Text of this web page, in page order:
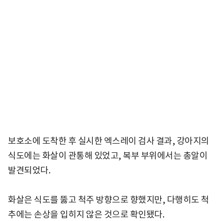
보호소에 도착한 후 실시한 엑스레이 검사 결과, 강아지의
식도에는 화살이 관통해 있었고, 복부 부위에서는 총알이
발견되었다.
화살은 식도를 뚫고 척주 방향으로 향했지만, 다행히도 척
추에는 손상을 입히지 않은 것으로 확인됐다.